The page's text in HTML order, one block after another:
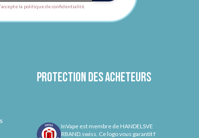
la politique de confidentialité.
Protection des acheteurs
InVape est membre de HANDELSVE
RBAND.swiss. Ce logo vous garantit f